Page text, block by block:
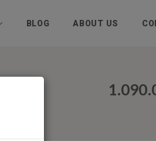
BLOG ABOUT US